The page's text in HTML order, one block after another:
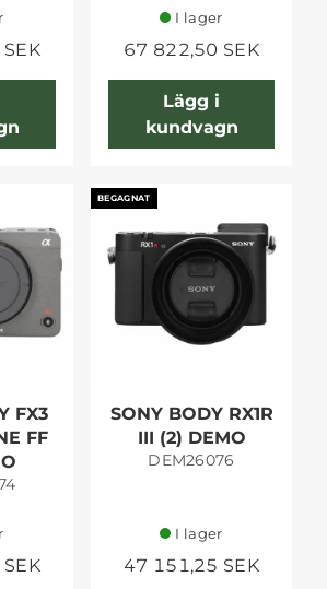
I lager
67 822,50 SEK
Lägg i
kundvagn
FX3
FF
BEGAGNAT
SONY BODY RX1R
III (2) DEMO
DEM26076
I lager
47 151,25 SEK